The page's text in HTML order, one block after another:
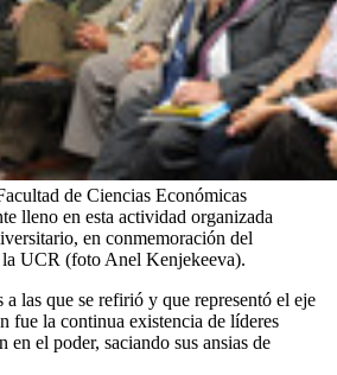
de Ciencias Económicas
lleno en esta actividad organizada
en conmemoración del
la UCR (foto Anel Kenjekeeva).
a las que se refirió y que representó el eje
fue la continua existencia de líderes
en el poder, saciando sus ansias de